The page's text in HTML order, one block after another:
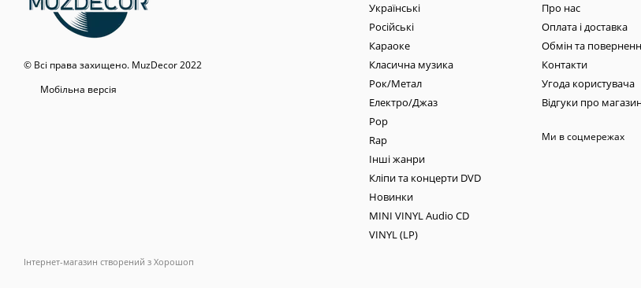
© Всі права захищено. MuzDecor 2022
Мобільна версія
Інтернет-магазин створений з Хорошоп
Українські
Російські
Караоке
Класична музика
Рок/Метал
Електро/Джаз
Pop
Rap
Інші жанри
Кліпи та концерти DVD
Новинки
MINI VINYL Audio CD
VINYL (LP)
Про нас
Оплата і доставка
Обмін та
Контакти
Угода користувача
Відгуки про
Ми в соцмережах